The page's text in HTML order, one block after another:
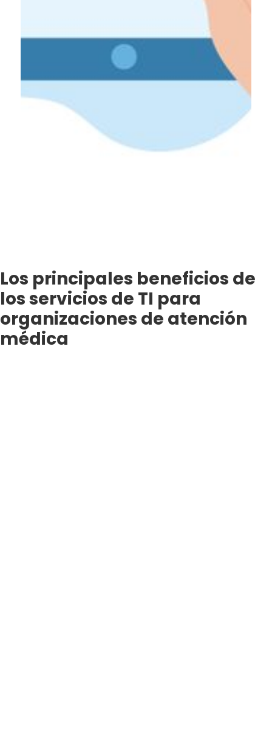
Los principales beneficios de
los servicios de TI para
organizaciones de atención
médica